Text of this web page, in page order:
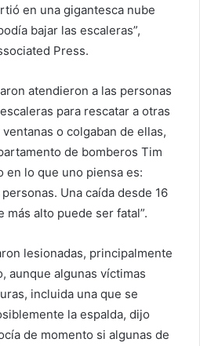
en una gigantesca nube
bajar las escaleras”,
Press.
atendieron a las personas
para rescatar a otras
o colgaban de ellas,
de bomberos Tim
en lo que uno piensa es:
Una caída desde 16
más alto puede ser fatal”.
lesionadas, principalmente
aunque algunas víctimas
incluida una que se
la espalda, dijo
de momento si algunas de